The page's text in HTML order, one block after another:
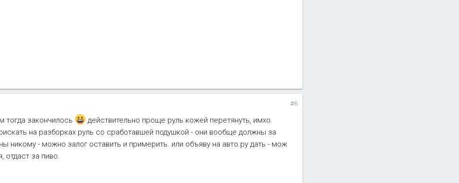
#6
тогда закончилось
действительно проще руль кожей перетянуть, имхо.
на разборках руль со сработавшей подушкой - они вообще должны за
никому - можно залог оставить и примерить. или объяву на авто.ру дать - мож
отдаст за пиво.